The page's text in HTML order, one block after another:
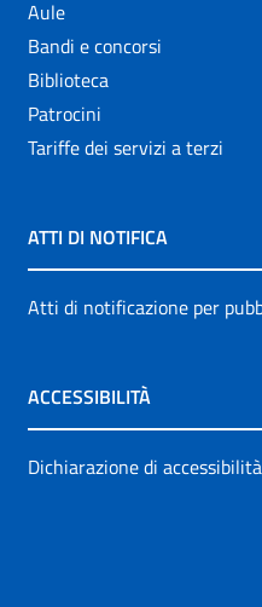
Aule
Bandi e concorsi
Biblioteca
Patrocini
Tariffe dei servizi a terzi
ATTI DI NOTIFICA
Atti di notificazione per
ACCESSIBILITÀ
Dichiarazione di accessibilità